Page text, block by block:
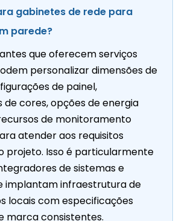
gabinetes de rede para
parede?
que oferecem serviços
personalizar dimensões de
de painel,
cores, opções de energia
de monitoramento
atender aos requisitos
projeto. Isso é particularmente
de sistemas e
implantam infraestrutura de
locais com especificações
marca consistentes.